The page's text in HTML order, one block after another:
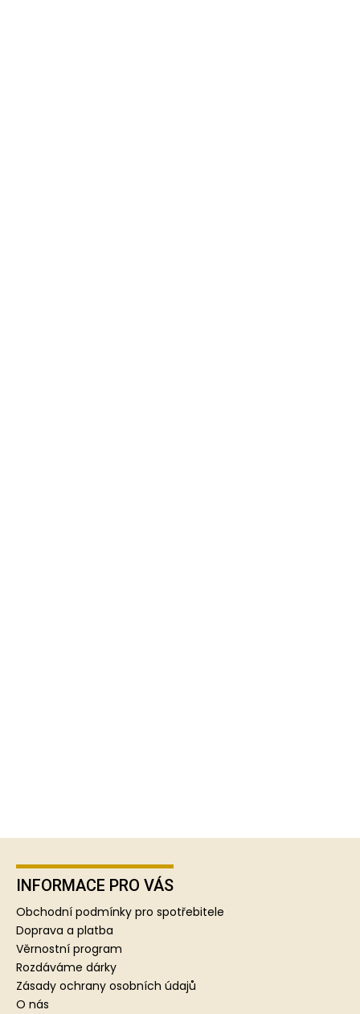
INFORMACE PRO VÁS
Obchodní podmínky pro spotřebitele
Doprava a platba
Věrnostní program
Rozdáváme dárky
Zásady ochrany osobních údajů
O nás